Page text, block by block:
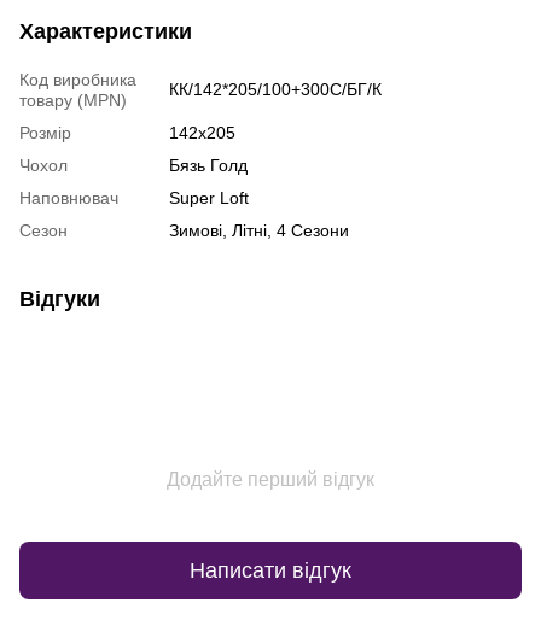
Характеристики
Код виробника
товару (MPN)
КК/142*205/100+300С/БГ/К
Розмір
142x205
Чохол
Бязь Голд
Наповнювач
Super Loft
Сезон
Зимові, Літні, 4 Сезони
Відгуки
Додайте перший відгук
Написати відгук